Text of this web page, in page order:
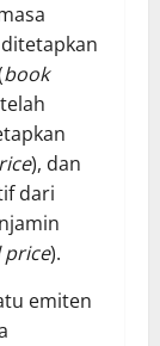
book
), dan
dari
price).
emiten